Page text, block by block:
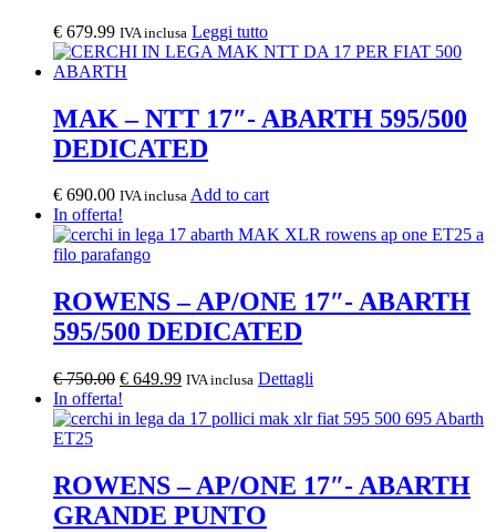
€ 679.99 IVA inclusa Leggi tutto
MAK – NTT 17″- ABARTH 595/500
DEDICATED
€ 690.00 IVA inclusa Add to cart
In offerta!
ROWENS – AP/ONE 17″- ABARTH
595/500 DEDICATED
€750.00 Il
prezzo
originale
€ 649.99Il
attuale
IVA inclusa Dettagli
ha
Le
opzioni
In offerta!
ROWENS – AP/ONE 17″- ABARTH
GRANDE PUNTO